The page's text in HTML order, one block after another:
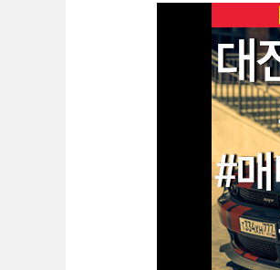
O1O.2062.3474
RYBOY3500